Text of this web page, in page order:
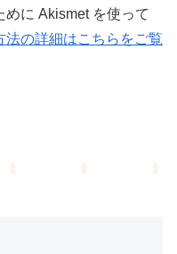
に Akismet を使って
法の詳細はこちらをご覧